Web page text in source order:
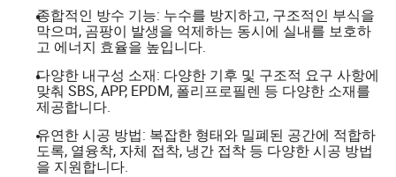
종합적인 방수 기능: 누수를 방지하고, 구조적인 부식을
막으며, 곰팡이 발생을 억제하는 동시에 실내를 보호하
고 에너지 효율을 높입니다.
다양한 내구성 소재: 다양한 기후 및 구조적 요구 사항에
맞춰 SBS, APP, EPDM, 폴리프로필렌 등 다양한 소재를
제공합니다.
유연한 시공 방법: 복잡한 형태와 밀폐된 공간에 적합하
도록, 열융착, 자체 접착, 냉간 접착 등 다양한 시공 방법
을 지원합니다.